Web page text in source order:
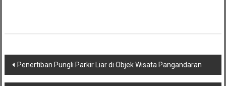
Navigasi
pos
Penertiban Pungli Parkir Liar di Objek Wisata Pangandaran